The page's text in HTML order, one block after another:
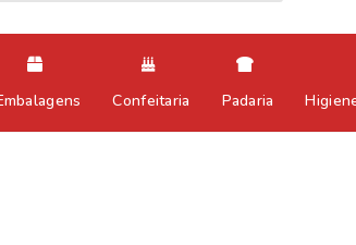
Confeitaria Padaria